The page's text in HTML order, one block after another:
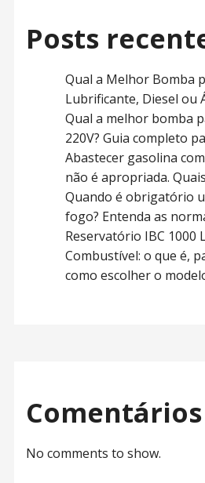
Posts
Qual a Melhor Bomba
Lubrificante, Diesel ou
Qual a melhor bomba
220V? Guia completo
Abastecer gasolina
não é apropriada.
Quando é obrigatório
fogo? Entenda as
Reservatório IBC 1000
Combustível: o que é,
como escolher o
Comentários
No comments to show.